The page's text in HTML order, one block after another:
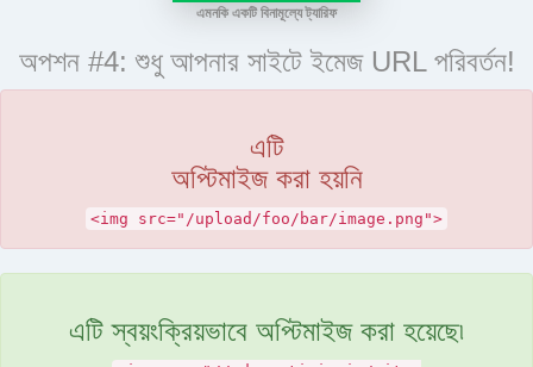
এমনকি একটি বিনামূল্যে ট্যারিফ
অপশন #4: শুধু আপনার সাইটে ইমেজ URL পরিবর্তন!
এটি
অপ্টিমাইজ করা হয়নি
<img src="/upload/foo/bar/image.png">
এটি স্বয়ংক্রিয়ভাবে অপ্টিমাইজ করা হয়েছে৷